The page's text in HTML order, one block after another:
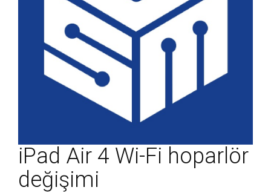
iPad Air 4 Wi-Fi hoparlör
değişimi